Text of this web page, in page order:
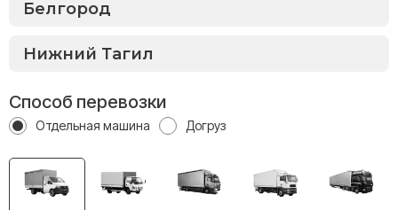
Способ перевозки
Отдельная машина Догруз